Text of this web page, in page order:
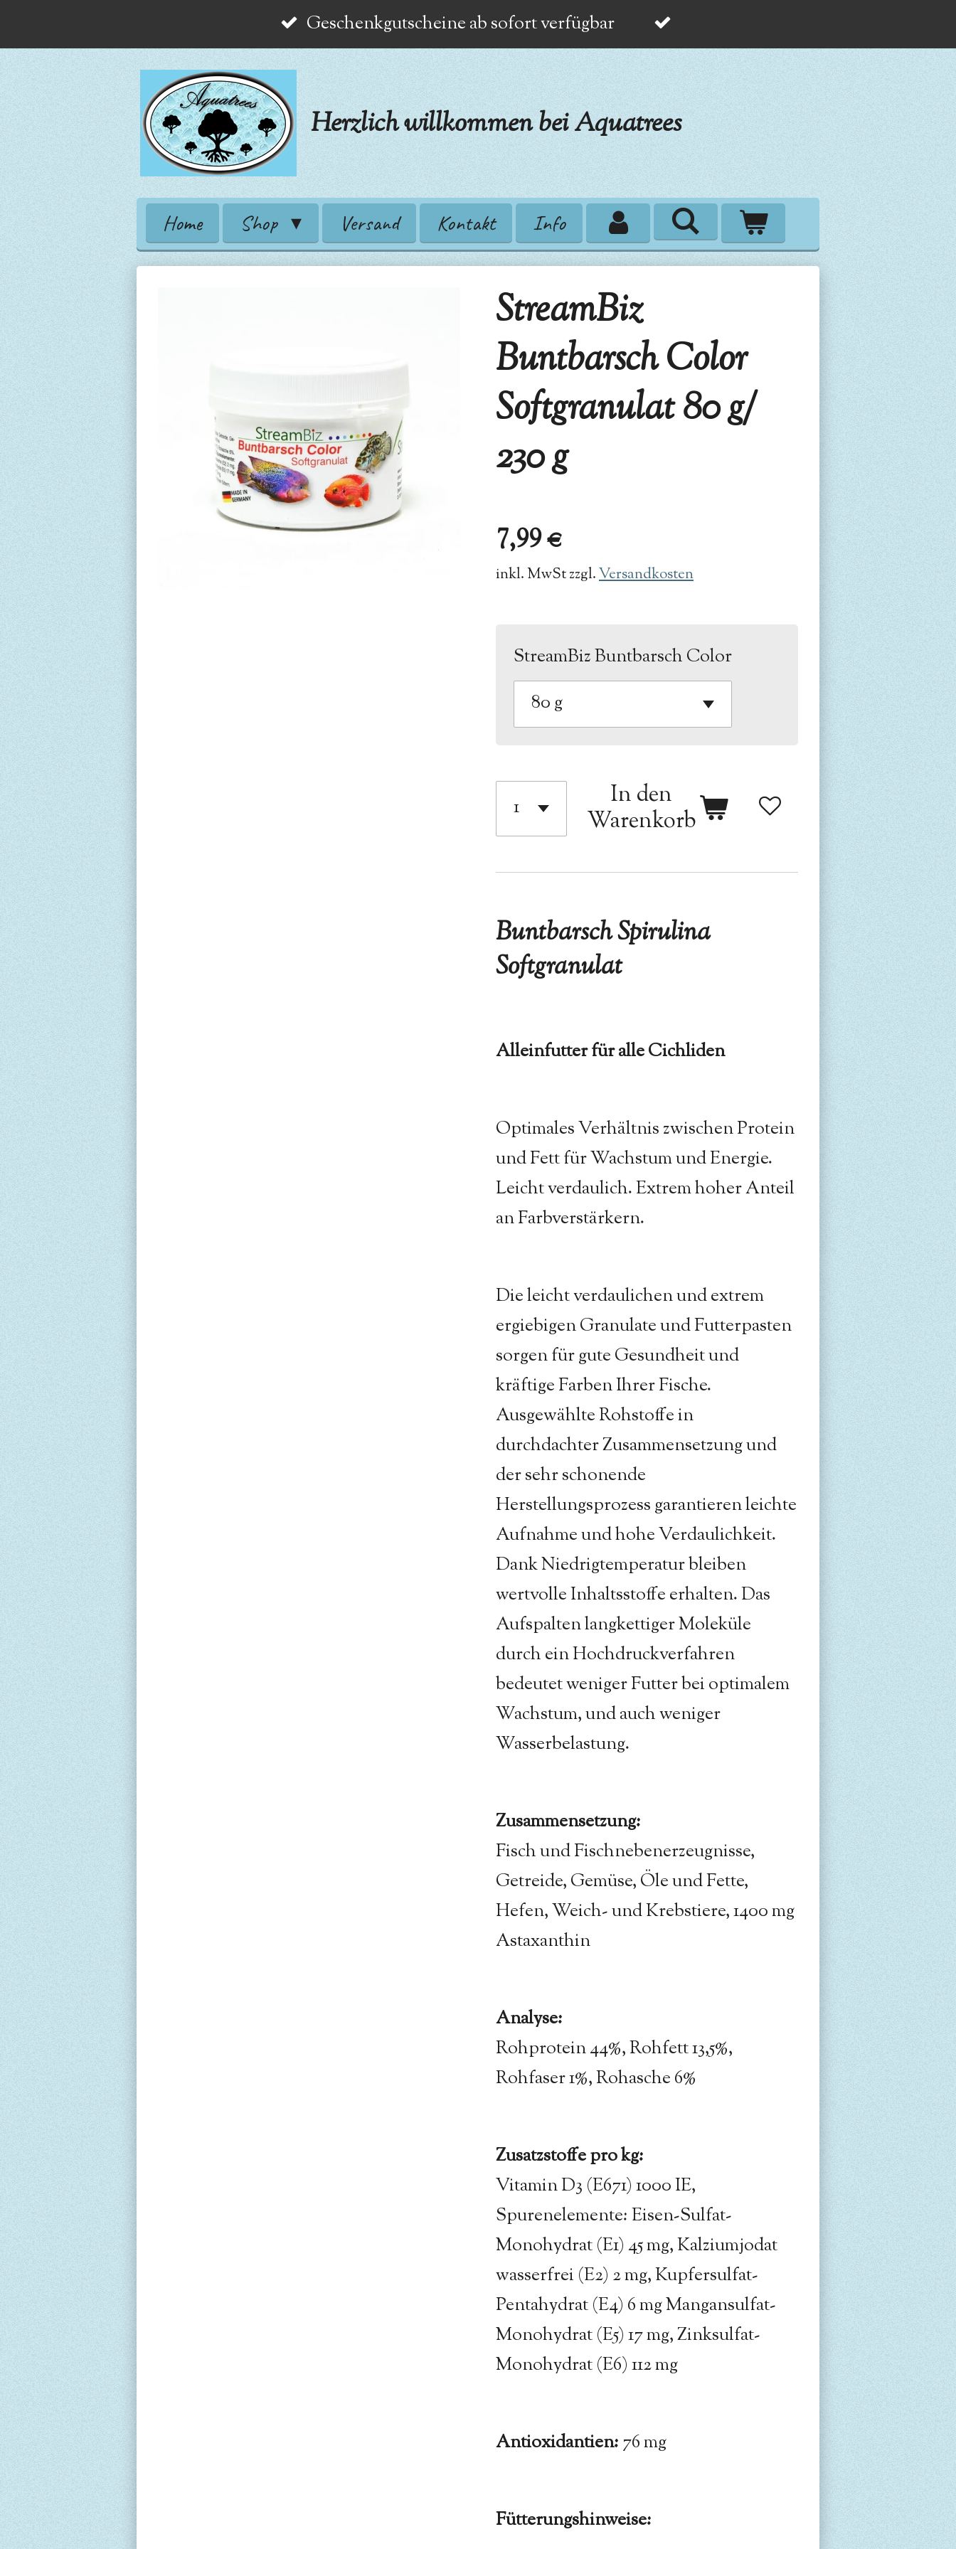
Hauptinhalt
Geschenkgutscheine ab sofort verfügbar
Herzlich willkommen bei Aquatrees
Home Shop Versand Kontakt Info
StreamBiz
Buntbarsch Color
Softgranulat 80 g/
230 g
7,99 €
inkl. MwSt zzgl.Versandkosten
StreamBiz Buntbarsch Color
In den
Warenkorb
Buntbarsch Spirulina
Softgranulat
Alleinfutter für alle Cichliden
Optimales Verhältnis zwischen Protein
und Fett für Wachstum und Energie.
Leicht verdaulich. Extrem hoher Anteil
an Farbverstärkern.
Die leicht verdaulichen und extrem
ergiebigen Granulate und Futterpasten
sorgen für gute Gesundheit und
kräftige Farben Ihrer Fische.
Ausgewählte Rohstoffe in
durchdachter Zusammensetzung und
der sehr schonende
Herstellungsprozess garantieren leichte
Aufnahme und hohe Verdaulichkeit.
Dank Niedrig­temperatur bleiben
wertvolle Inhaltsstoffe erhalten. Das
Aufspalten langkettiger Moleküle
durch ein Hochdruckverfahren
bedeutet weniger Futter bei optimalem
Wachstum, und auch weniger
Wasserbelastung.
Zusammensetzung:
Fisch und Fischnebenerzeugnisse,
Getreide, Gemüse, Öle und Fette,
Hefen, Weich- und Krebstiere, 1400 mg
Astaxanthin
Analyse:
Rohprotein 44%, Rohfett 13,5%,
Rohfaser 1%, Rohasche 6%
Zusatzstoffe pro kg:
Vitamin D3 (E671) 1000 IE,
Spurenelemente: Eisen-Sulfat-
Monohydrat (E1) 45 mg, Kalziumjodat
wasserfrei (E2) 2 mg, Kupfersulfat-
Pentahydrat (E4) 6 mg Mangansulfat-
Monohydrat (E5) 17 mg, Zinksulfat-
Monohydrat (E6) 112 mg
Antioxidantien:76 mg
Fütterungshinweise: